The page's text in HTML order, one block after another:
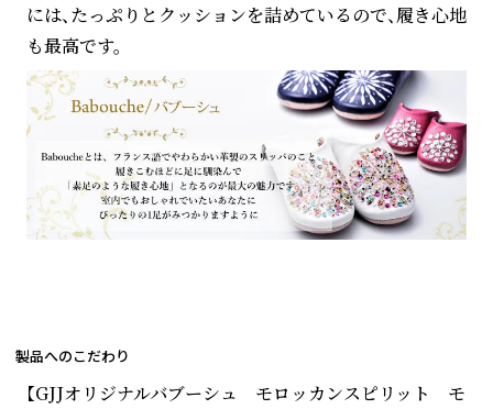
には、たっぷりとクッションを詰めているので、履き心地
も最高です。
製品へのこだわり
【GJJオリジナルバブーシュ モロッカンスピリット モ